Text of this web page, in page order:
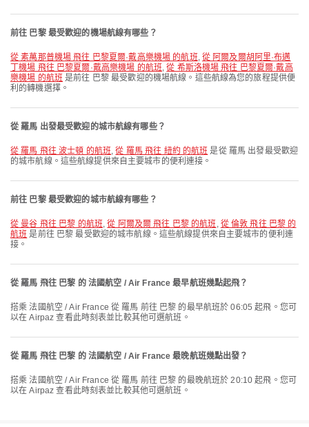
前往 巴黎 最受歡迎的機場航線有哪些？
從 素萬那普機場 飛往 巴黎夏爾·戴高樂機場 的航班, 從 阿爾及爾胡阿里·布邁
丁機場 飛往 巴黎夏爾·戴高樂機場 的航班,從 希斯洛機場 飛往 巴黎夏爾·戴高
樂機場 的航班 是前往 巴黎 最受歡迎的機場航線。這些航線為您的旅程提供便
利的轉機選擇。
從 羅馬 出發最受歡迎的城市航線有哪些？
從 羅馬 飛往 波士頓 的航班,從 羅馬 飛往 紐約 的航班 是從 羅馬 出發最受歡迎
的城市航線。這些航線提供來自主要城市的便利連接。
前往 巴黎 最受歡迎的城市航線有哪些？
從 曼谷 飛往 巴黎 的航班,從 阿爾及爾 飛往 巴黎 的航班 , 從 倫敦 飛往 巴黎 的
航班 是前往 巴黎 最受歡迎的城市航線。這些航線提供來自主要城市的便利連
接。
從 羅馬 飛往 巴黎 的 法國航空 / Air France 最早航班幾點起飛？
搭乘 法國航空 / Air France 從 羅馬 前往 巴黎 的最早航班於 06:05 起飛。您可
以在 Airpaz 查看此時刻表並比較其他可選航班。
從 羅馬 飛往 巴黎 的 法國航空 / Air France 最晚航班幾點出發？
搭乘 法國航空 / Air France 從 羅馬 前往 巴黎 的最晚航班於 20:10 起飛。您可
以在 Airpaz 查看此時刻表並比較其他可選航班。